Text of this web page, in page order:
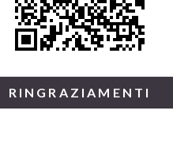
RINGRAZIAMENTI